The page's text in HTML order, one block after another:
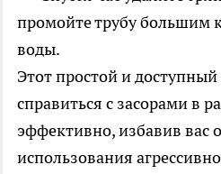
промойте трубу большим
воды.
Этот простой и
справиться с засорами в
эффективно, избавив вас
использования